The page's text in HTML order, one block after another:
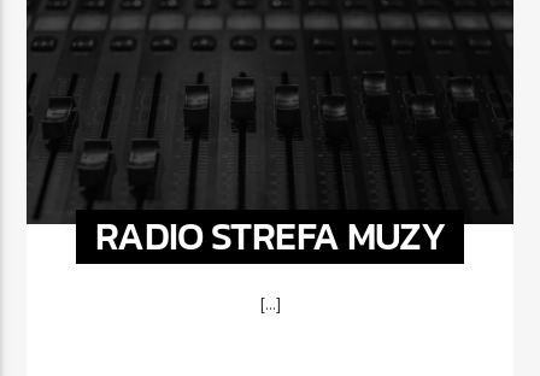
RADIO STREFA MUZY
[...]